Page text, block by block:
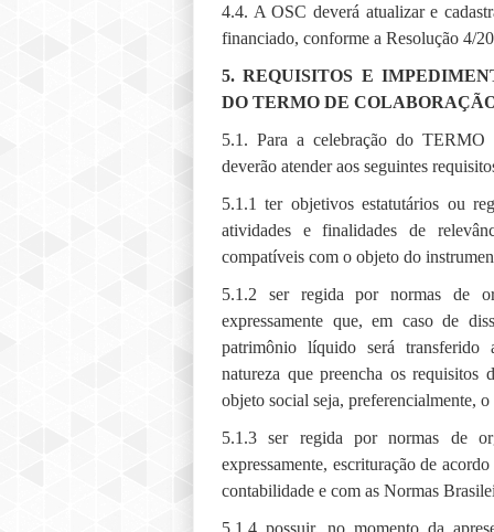
4.4. A OSC deverá atualizar e
financiado, conforme a Resolução 4/
5. REQUISITOS E
DO TERMO DE
5.1. Para a celebração do
deverão atender aos seguintes
5.1.1 ter objetivos estatutários ou
atividades e finalidades de
compatíveis com o objeto do
5.1.2 ser regida por normas de
expressamente que, em caso de
patrimônio líquido será
natureza que preencha os
objeto social seja, preferencialmente,
5.1.3 ser regida por normas de
expressamente, escrituração de
contabilidade e com as Normas
5.1.4 possuir, no momento da